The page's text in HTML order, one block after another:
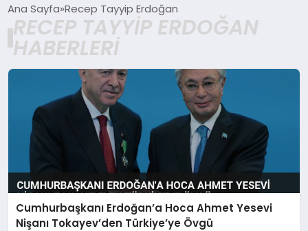
GÜNDEM
EKONOMI
MAGAZIN
EĞITIM
KÜLTÜR & SANAT
SAĞLIK
Ana Sayfa Recep Tayyip Erdoğan
RECEP TAYYIP ERDOĞAN
HABERLERI
Cumhurbaşkanı Erdoğan’a Hoca Ahmet Yesevi
Nişanı Tokayev’den Türkiye’ye Övgü